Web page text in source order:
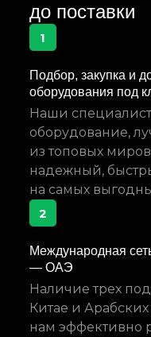
до поставки
1
Подбор, закупка и
оборудования под
Наши
оборудование,
из топовых
надежный,
на самых
2
Международная
— ОАЭ
Наличие трех
Китае и
нам эффективно